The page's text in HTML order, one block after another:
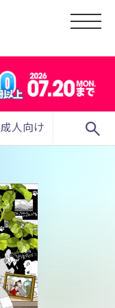
成人向け search